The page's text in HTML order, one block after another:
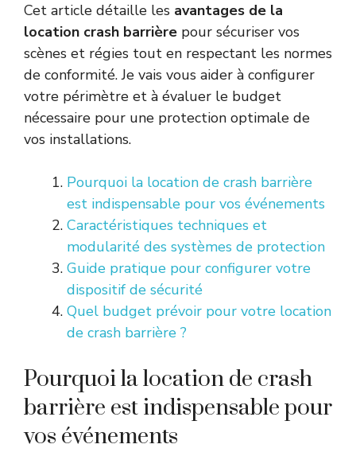
Cet article détaille les avantages de la
location crash barrière pour sécuriser vos
scènes et régies tout en respectant les normes
de conformité. Je vais vous aider à configurer
votre périmètre et à évaluer le budget
nécessaire pour une protection optimale de
vos installations.
Pourquoi la location de crash barrière
est indispensable pour vos événements
Caractéristiques techniques et
modularité des systèmes de protection
Guide pratique pour configurer votre
dispositif de sécurité
Quel budget prévoir pour votre location
de crash barrière ?
Pourquoi la location de crash
barrière est indispensable pour
vos événements